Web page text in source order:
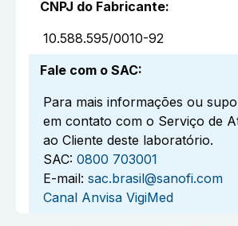
CNPJ do Fabricante:
10.588.595/0010-92
Fale com o SAC:
Para mais informações ou
em contato com o Serviço de
ao Cliente deste laboratório.
SAC: 0800 703001
E-mail: sac.brasil@sanofi.com
Canal Anvisa VigiMed